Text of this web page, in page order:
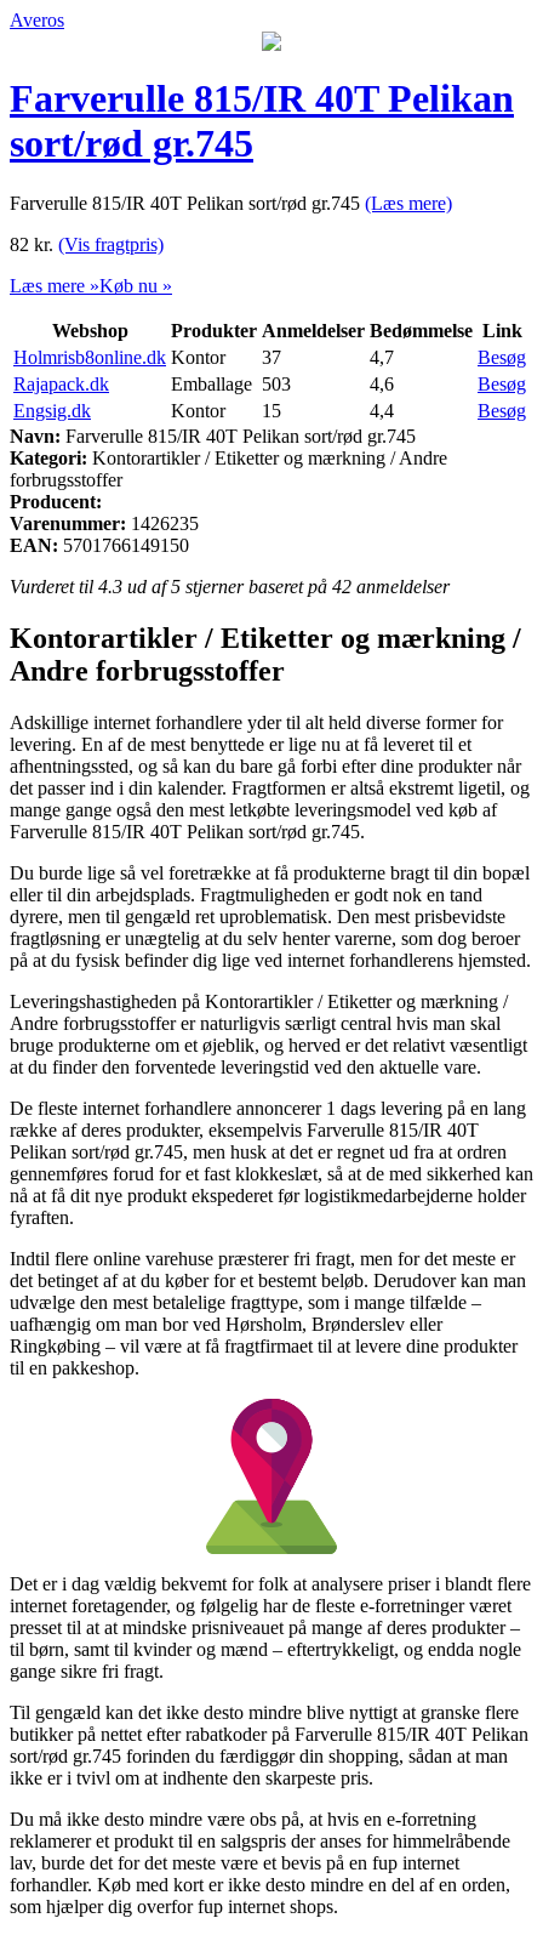
Averos
Farverulle 815/IR 40T Pelikan
sort/rød gr.745
Farverulle 815/IR 40T Pelikan sort/rød gr.745 (Læs mere)
82 kr. (Vis fragtpris)
Læs mere »Køb nu »
Webshop Produkter Anmeldelser Bedømmelse Link
Holmrisb8online.dk Kontor 37 4,7
Besøg
Rajapack.dk
Emballage 503 4,6
Besøg
Engsig.dk
Kontor 15 4,4
Besøg
Navn: Farverulle 815/IR 40T Pelikan sort/rød gr.745
Kategori: Kontorartikler / Etiketter og mærkning / Andre
forbrugsstoffer
Producent:
Varenummer: 1426235
EAN: 5701766149150
Vurderet til 4.3 ud af 5 stjerner baseret på 42 anmeldelser
Kontorartikler / Etiketter og mærkning /
Andre forbrugsstoffer
Adskillige internet forhandlere yder til alt held diverse former for
levering. En af de mest benyttede er lige nu at få leveret til et
afhentningssted, og så kan du bare gå forbi efter dine produkter når
det passer ind i din kalender. Fragtformen er altså ekstremt ligetil, og
mange gange også den mest letkøbte leveringsmodel ved køb af
Farverulle 815/IR 40T Pelikan sort/rød gr.745.
Du burde lige så vel foretrække at få produkterne bragt til din bopæl
eller til din arbejdsplads. Fragtmuligheden er godt nok en tand
dyrere, men til gengæld ret uproblematisk. Den mest prisbevidste
fragtløsning er unægtelig at du selv henter varerne, som dog beroer
på at du fysisk befinder dig lige ved internet forhandlerens hjemsted.
Leveringshastigheden på Kontorartikler / Etiketter og mærkning /
Andre forbrugsstoffer er naturligvis særligt central hvis man skal
bruge produkterne om et øjeblik, og herved er det relativt væsentligt
at du finder den forventede leveringstid ved den aktuelle vare.
De fleste internet forhandlere annoncerer 1 dags levering på en lang
række af deres produkter, eksempelvis Farverulle 815/IR 40T
Pelikan sort/rød gr.745, men husk at det er regnet ud fra at ordren
gennemføres forud for et fast klokkeslæt, så at de med sikkerhed kan
nå at få dit nye produkt ekspederet før logistikmedarbejderne holder
fyraften.
Indtil flere online varehuse præsterer fri fragt, men for det meste er
det betinget af at du køber for et bestemt beløb. Derudover kan man
udvælge den mest betalelige fragttype, som i mange tilfælde –
uafhængig om man bor ved Hørsholm, Brønderslev eller
Ringkøbing – vil være at få fragtfirmaet til at levere dine produkter
til en pakkeshop.
Det er i dag vældig bekvemt for folk at analysere priser i blandt flere
internet foretagender, og følgelig har de fleste e-forretninger været
presset til at at mindske prisniveauet på mange af deres produkter –
til børn, samt til kvinder og mænd – eftertrykkeligt, og endda nogle
gange sikre fri fragt.
Til gengæld kan det ikke desto mindre blive nyttigt at granske flere
butikker på nettet efter rabatkoder på Farverulle 815/IR 40T Pelikan
sort/rød gr.745 forinden du færdiggør din shopping, sådan at man
ikke er i tvivl om at indhente den skarpeste pris.
Du må ikke desto mindre være obs på, at hvis en e-forretning
reklamerer et produkt til en salgspris der anses for himmelråbende
lav, burde det for det meste være et bevis på en fup internet
forhandler. Køb med kort er ikke desto mindre en del af en orden,
som hjælper dig overfor fup internet shops.